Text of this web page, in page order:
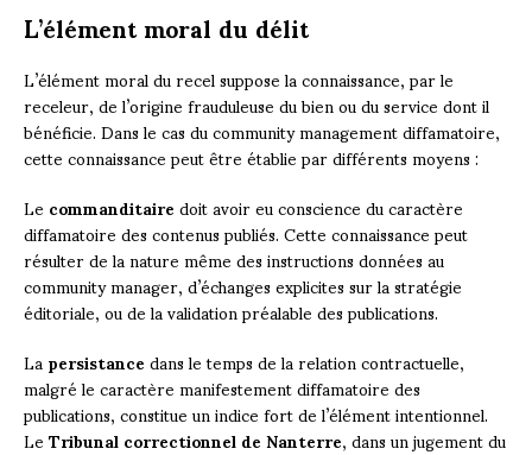
L’élément moral du délit
L’élément moral du recel suppose la connaissance, par le
receleur, de l’origine frauduleuse du bien ou du service dont il
bénéficie. Dans le cas du community management diffamatoire,
cette connaissance peut être établie par différents moyens :
Lecommanditairedoit avoir eu conscience du caractère
diffamatoire des contenus publiés. Cette connaissance peut
résulter de la nature même des instructions données au
community manager, d’échanges explicites sur la stratégie
éditoriale, ou de la validation préalable des publications.
Lapersistancedans le temps de la relation contractuelle,
malgré le caractère manifestement diffamatoire des
publications, constitue un indice fort de l’élément intentionnel.
LeTribunal correctionnel de Nanterre, dans un jugement du